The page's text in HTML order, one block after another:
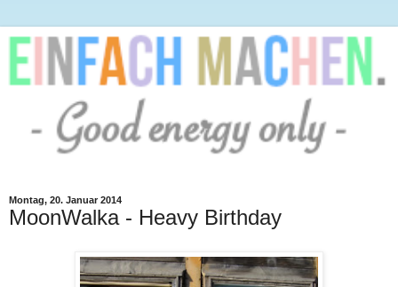
Montag, 20. Januar 2014
MoonWalka - Heavy Birthday